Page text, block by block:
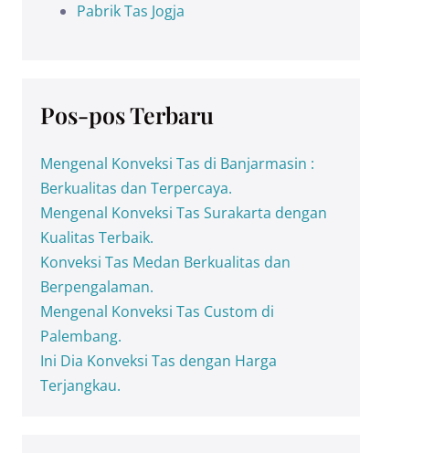
Pabrik Tas Jogja
Pos-pos Terbaru
Mengenal Konveksi Tas di Banjarmasin :
Berkualitas dan Terpercaya.
Mengenal Konveksi Tas Surakarta dengan
Kualitas Terbaik.
Konveksi Tas Medan Berkualitas dan
Berpengalaman.
Mengenal Konveksi Tas Custom di
Palembang.
Ini Dia Konveksi Tas dengan Harga
Terjangkau.